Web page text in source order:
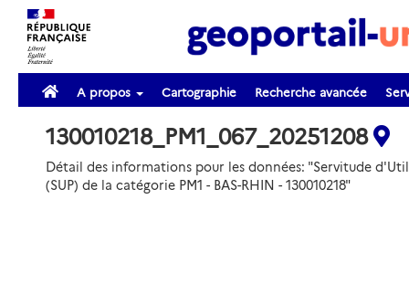
A propos Cartographie Recherche avancée
130010218_PM1_067_20251208
Détail des informations pour les données: "Servitude
(SUP) de la catégorie PM1 - BAS-RHIN - 130010218"